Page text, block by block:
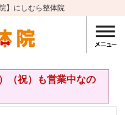
】にしむら整体院
（祝）も営業中なの